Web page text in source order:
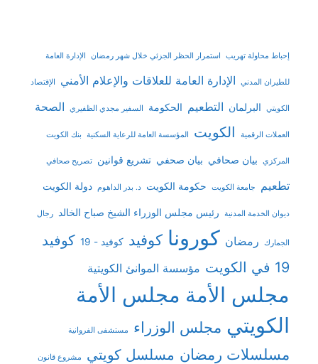
إحباط محاولة تهريب استمرار الحظر الجزئي خلال شهر رمضان الإدارة العامة
للطيران المدني الإدارة العامة للعلاقات والإعلام الأمني الإقتصاد
الكويتي البرلمان التطعيم الحكومة السفير مجدي الظفيري الصحة
العملات الرقمية الكويت المؤسسة العامة للرعاية السكنية بنك الكويت
المركزي بيان صحافي بيان صحفي تشريع قوانين تصريح صحافي
تطعيم جامعة الكويت حكومة الكويت د. بدر الداهوم دولة الكويت
ديوان الخدمة المدنية رئيس مجلس الوزراء الشيخ صباح الخالد رجال
الجمارك رمضان كورونا كوفيد كوفيد - 19
كوفيد
19 في الكويت
مؤسسة الموانئ الكويتية
مجلس الأمة مجلس الأمة
الكويتي مجلس الوزراء مستشفى الفروانية
مسلسلات رمضان مسلسل كويتي مشروع قانون